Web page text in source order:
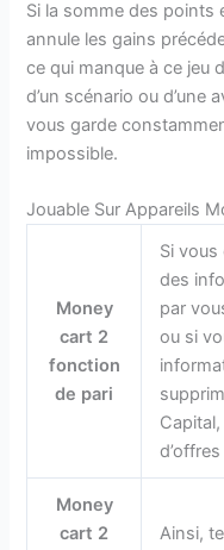
Si la somme des points
annule les gains
ce qui manque à ce jeu
d’un scénario ou d’une
vous garde
impossible.
Jouable Sur Appareils
Money
cart 2
fonction
de pari
Si vous
des
par
ou si
Money
cart 2
Ainsi,